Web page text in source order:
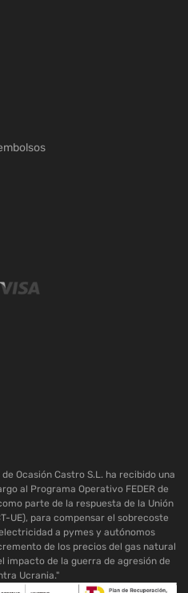
Ocasión Castro S.L. ha recibido una
al Programa Operativo FEDER de
parte de la respuesta de la Unión
UE), para compensar el sobrecoste
a pymes y autónomos
de los precios del gas natural
impacto de la guerra de agresión de
Ucrania."